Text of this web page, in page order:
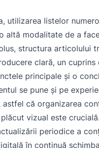
utilizarea listelor
altă modalitate de a
structura articolului
clară, un cuprins
principale și o
se pune și pe
astfel că organizarea
vizual este crucială.
periodice a
în continuă